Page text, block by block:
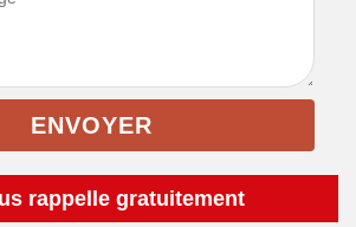
rappelle gratuitement